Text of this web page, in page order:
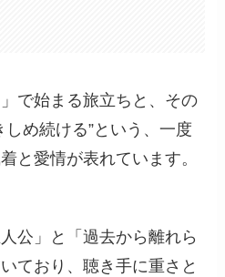
で始まる旅立ちと、その
め続ける”という、一度
と愛情が表れています。
公」と「過去から離れら
ており、聴き手に重さと